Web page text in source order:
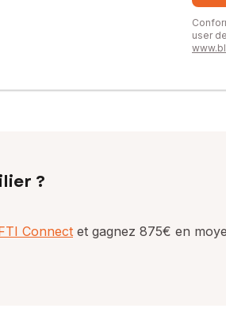
user
?
Connect et gagnez 875€ en